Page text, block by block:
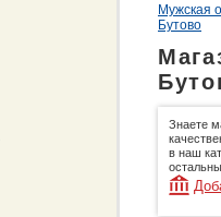
Мужская
Бутово
Знаете
в наш